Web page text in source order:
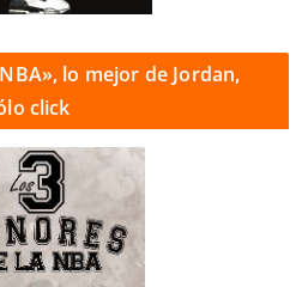
lo mejor de Jordan,
click